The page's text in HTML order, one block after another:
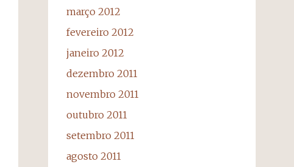
março 2012
fevereiro 2012
janeiro 2012
dezembro 2011
novembro 2011
outubro 2011
setembro 2011
agosto 2011